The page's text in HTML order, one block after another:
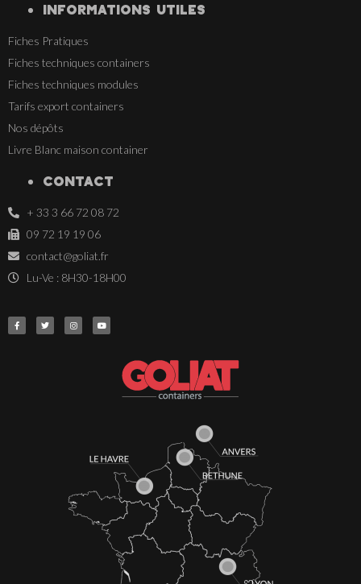
INFORMATIONS UTILES
Fiches Pratiques
Fiches techniques containers
Fiches techniques modules
Tarifs export containers
Nos dépôts
Livre Blanc maison container
CONTACT
+ 33 3 66 72 08 72
09 72 19 19 06
contact@goliat.fr
Lu-Ve : 8H30-18H00